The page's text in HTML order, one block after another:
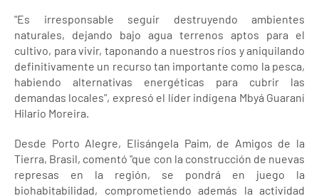
"Es irresponsable seguir destruyendo ambientes
naturales, dejando bajo agua terrenos aptos para el
cultivo, para vivir, taponando a nuestros ríos y aniquilando
definitivamente un recurso tan importante como la pesca,
habiendo alternativas energéticas para cubrir las
demandas locales", expresó el líder indígena Mbyá Guaraní
Hilario Moreira.
Desde Porto Alegre, Elisángela Paim, de Amigos de la
Tierra, Brasil, comentó "que con la construcción de nuevas
represas en la región, se pondrá en juego la
biohabitabilidad, comprometiendo además la actividad